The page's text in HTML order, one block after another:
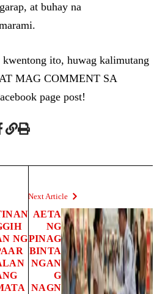
at buhay na
ito, huwag kalimutang
MAG COMMENT SA
page post!
NG
Next Article
AETA
NG
PINAG
BINTA
NGAN
G
NAGN